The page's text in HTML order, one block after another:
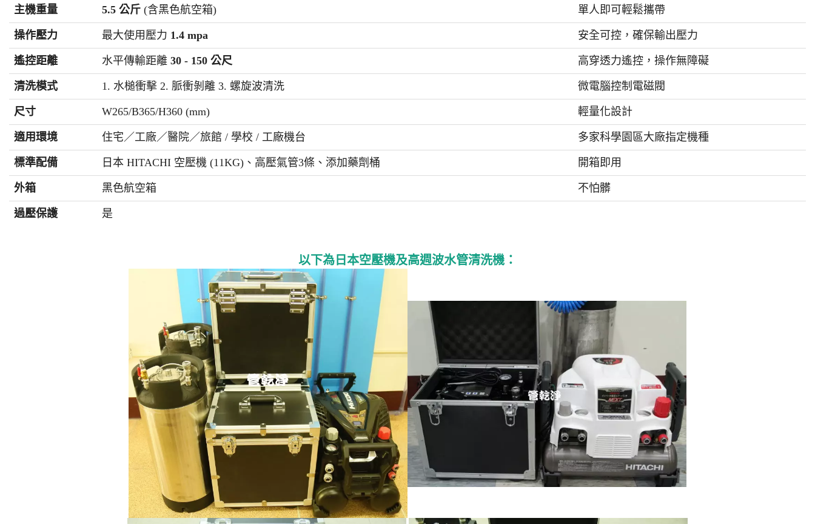
主機重量 5.5 公斤 (含黑色航空箱) 單人即可輕鬆攜帶
操作壓力 最大使用壓力 1.4 mpa 安全可控，確保輸出壓力
遙控距離 水平傳輸距離 30 - 150 公尺 高穿透力遙控，操作無障礙
清洗模式 1. 水槌衝擊 2. 脈衝剝離 3. 螺旋波清洗 微電腦控制電磁閥
尺寸 W265/B365/H360 (mm) 輕量化設計
適用環境 住宅／工廠／醫院／旅館 / 學校 / 工廠機台 多家科學園區大廠指定機種
標準配備 日本 HITACHI 空壓機 (11KG)、高壓氣管3條、添加藥劑桶 開箱即用
外箱 黑色航空箱 不怕髒
過壓保護 是
以下為日本空壓機及高週波水管清洗機：